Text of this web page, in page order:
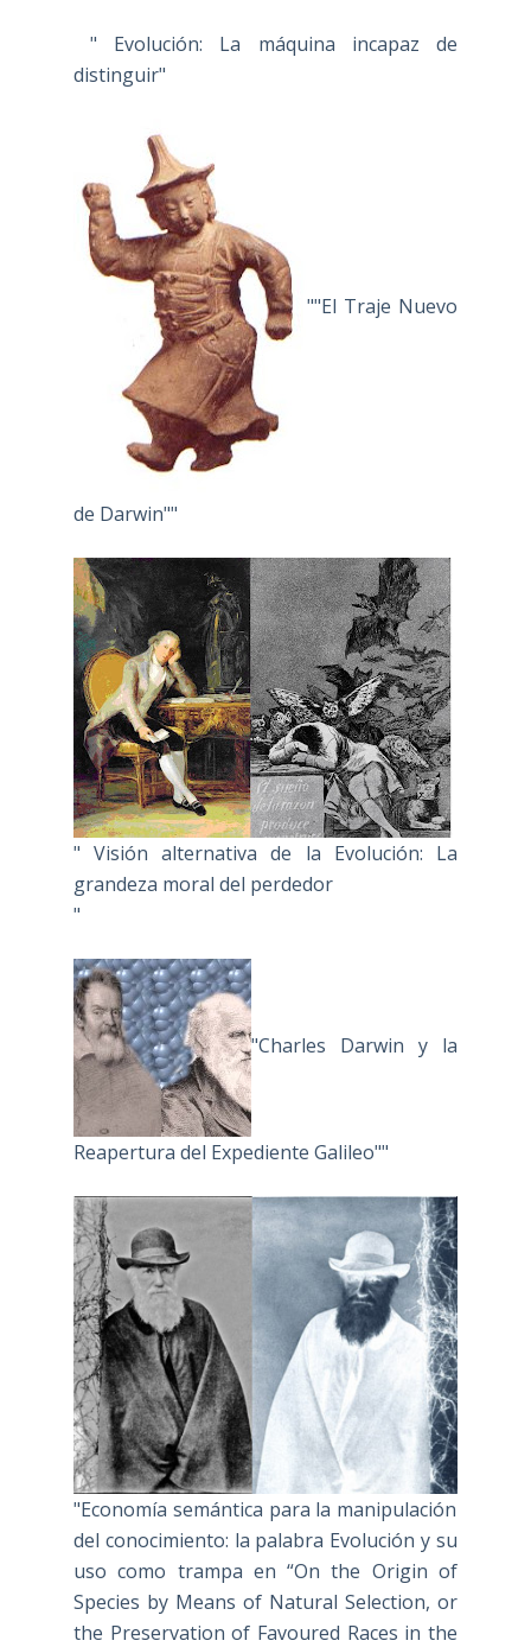
" Evolución: La máquina incapaz de
distinguir"
""El Traje Nuevo
de Darwin""
" Visión alternativa de la Evolución: La
grandeza moral del perdedor
"
"Charles Darwin y la
Reapertura del Expediente Galileo""
"Economía semántica para la manipulación
del conocimiento: la palabra Evolución y su
uso como trampa en “On the Origin of
Species by Means of Natural Selection, or
the Preservation of Favoured Races in the